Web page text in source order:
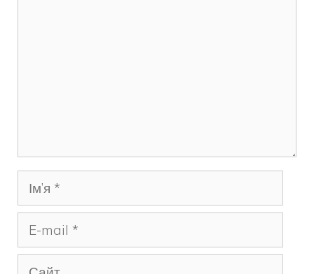
Ім’я
mail
Сайт